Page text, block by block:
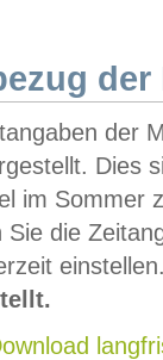
der
der
Dies
im Sommer
Sie die